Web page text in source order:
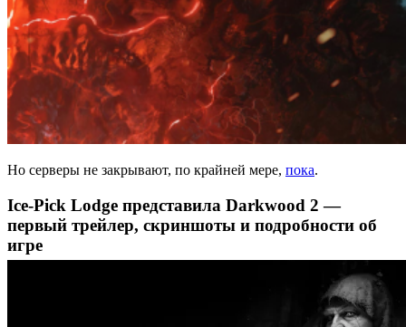
Но серверы не закрывают, по крайней мере, пока.
Ice-Pick Lodge представила Darkwood 2 —
первый трейлер, скриншоты и подробности об
игре